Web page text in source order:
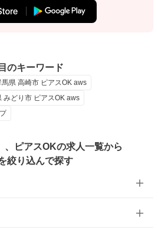
のキーワード
馬県 高崎市 ピアスOK aws
みどり市 ピアスOK aws
、ピアスOKの求人一覧から
絞り込んで探す